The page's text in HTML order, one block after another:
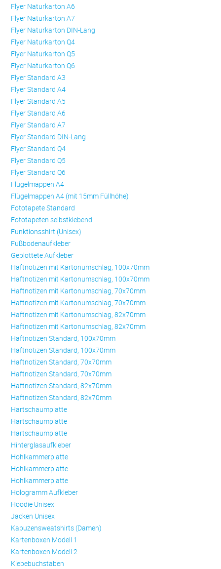
Flyer Naturkarton A6
Flyer Naturkarton A7
Flyer Naturkarton DIN-Lang
Flyer Naturkarton Q4
Flyer Naturkarton Q5
Flyer Naturkarton Q6
Flyer Standard A3
Flyer Standard A4
Flyer Standard A5
Flyer Standard A6
Flyer Standard A7
Flyer Standard DIN-Lang
Flyer Standard Q4
Flyer Standard Q5
Flyer Standard Q6
Flügelmappen A4
Flügelmappen A4 (mit 15mm Füllhöhe)
Fototapete Standard
Fototapeten selbstklebend
Funktionsshirt (Unisex)
Fußbodenaufkleber
Geplottete Aufkleber
Haftnotizen mit Kartonumschlag, 100x70mm
Haftnotizen mit Kartonumschlag, 100x70mm
Haftnotizen mit Kartonumschlag, 70x70mm
Haftnotizen mit Kartonumschlag, 70x70mm
Haftnotizen mit Kartonumschlag, 82x70mm
Haftnotizen mit Kartonumschlag, 82x70mm
Haftnotizen Standard, 100x70mm
Haftnotizen Standard, 100x70mm
Haftnotizen Standard, 70x70mm
Haftnotizen Standard, 70x70mm
Haftnotizen Standard, 82x70mm
Haftnotizen Standard, 82x70mm
Hartschaumplatte
Hartschaumplatte
Hartschaumplatte
Hinterglasaufkleber
Hohlkammerplatte
Hohlkammerplatte
Hohlkammerplatte
Hologramm Aufkleber
Hoodie Unisex
Jacken Unisex
Kapuzensweatshirts (Damen)
Kartenboxen Modell 1
Kartenboxen Modell 2
Klebebuchstaben